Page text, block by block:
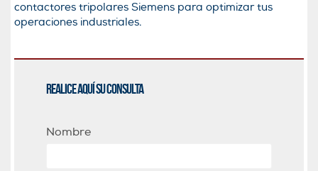
contactores tripolares Siemens para optimizar tus
operaciones industriales.
Realice aquí su consulta
Nombre